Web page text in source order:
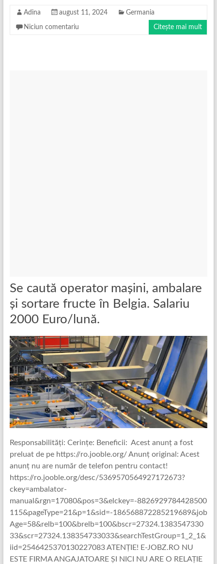
Adina august 11, 2024 Germania
Niciun comentariu Citește mai mult
Se caută operator mașini, ambalare
și sortare fructe în Belgia. Salariu
2000 Euro/lună.
Responsabilități: Cerințe: Beneficii: Acest anunț a fost
preluat de pe https://ro.jooble.org/ Anunț original: Acest
anunț nu are număr de telefon pentru contact!
https://ro.jooble.org/desc/5369570564927172673?
ckey=ambalator-
manual&rgn=17080&pos=3&elckey=-8826929784428500
115&pageType=21&p=1&sid=-186568872285219689&job
Age=58&relb=100&brelb=100&bscr=27324.1383547330
33&scr=27324.138354733033&searchTestGroup=1_2_1&
iid=2546425370130227083 ATENȚIE! E-JOBZ.RO NU
ESTE FIRMA ANGAJATOARE ȘI NICI NU ARE O RELAȚIE